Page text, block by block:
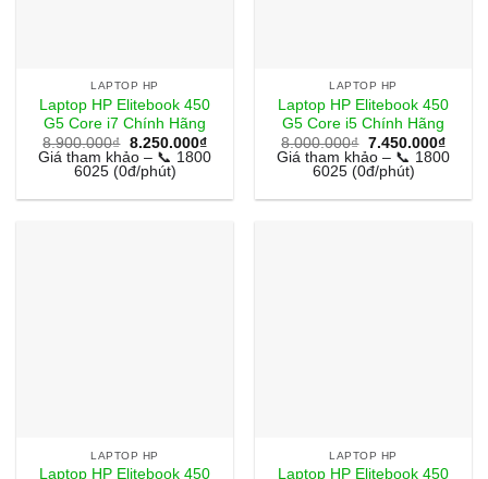
LAPTOP HP
Laptop HP Elitebook 450
G5 Core i7 Chính Hãng
8.900.000₫ Giá
gốc
là:
8.900.000₫.
8.250.000₫Giá
hiện
8.250.000₫.
Giá tham khảo – 📞 1800
6025 (0đ/phút)
LAPTOP HP
Laptop HP Elitebook 450
G5 Core i5 Chính Hãng
8.000.000₫ Giá
gốc
là:
8.000.000₫.
7.450.000₫Giá
hiện
Giá tham khảo – 📞 1800
6025 (0đ/phút)
LAPTOP HP
Laptop HP Elitebook 450
LAPTOP HP
Laptop HP Elitebook 450